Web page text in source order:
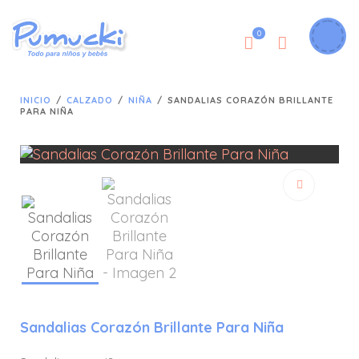
0
INICIO / CALZADO / NIÑA / SANDALIAS CORAZÓN BRILLANTE
PARA NIÑA
Sandalias Corazón Brillante Para Niña